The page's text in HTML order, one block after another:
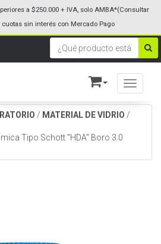
Toggle
a $250.000 + IVA, solo AMBA*(Consultar
cuotas sin interés con Mercado Pago
/ MATERIAL DE VIDRIO /
Tipo Schott "HDA" Boro 3.0